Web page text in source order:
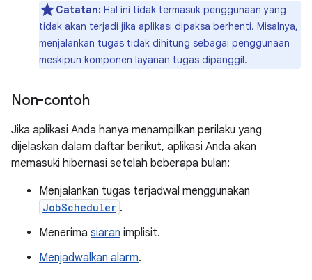
Catatan: Hal ini tidak termasuk penggunaan yang
tidak akan terjadi jika aplikasi dipaksa berhenti. Misalnya,
menjalankan tugas tidak dihitung sebagai penggunaan
meskipun komponen layanan tugas dipanggil.
Non-contoh
Jika aplikasi Anda hanya menampilkan perilaku yang
dijelaskan dalam daftar berikut, aplikasi Anda akan
memasuki hibernasi setelah beberapa bulan:
Menjalankan tugas terjadwal menggunakan
JobScheduler .
Menerima siaran implisit.
Menjadwalkan alarm.